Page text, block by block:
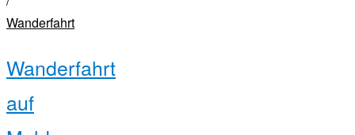
Wanderfahrt
Wanderfahrt
auf